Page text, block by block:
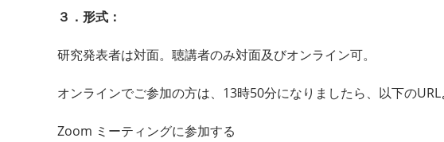
３．形式：
研究発表者は対面。聴講者のみ対面及びオンライン可。
オンラインでご参加の方は、13時50分になりましたら、以下のURL
Zoom ミーティングに参加する